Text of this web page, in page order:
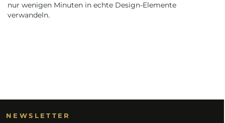
nur wenigen Minuten in echte Design-Elemente
verwandeln.
NEWSLETTER